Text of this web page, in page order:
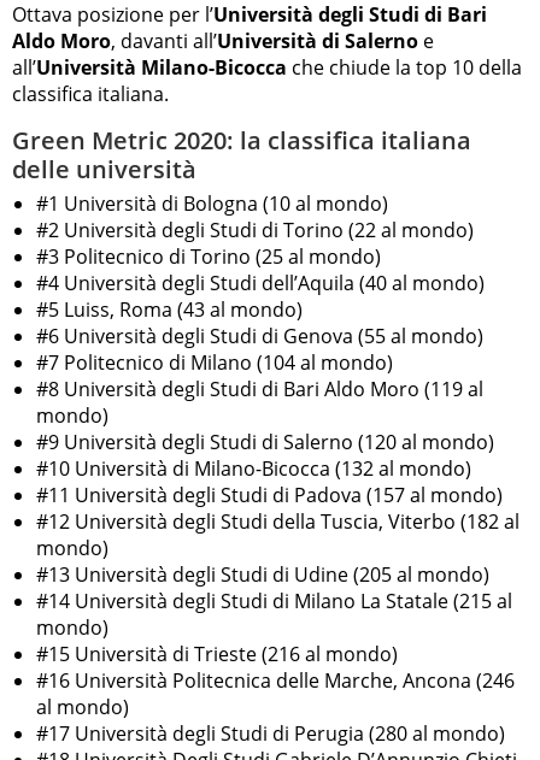
Ottava posizione per l’Università degli Studi di Bari
Aldo Moro, davanti all’Università di Salerno e
all’Università Milano-Bicocca che chiude la top 10 della
classifica italiana.
Green Metric 2020: la classifica italiana
delle università
#1 Università di Bologna (10 al mondo)
#2 Università degli Studi di Torino (22 al mondo)
#3 Politecnico di Torino (25 al mondo)
#4 Università degli Studi dell’Aquila (40 al mondo)
#5 Luiss, Roma (43 al mondo)
#6 Università degli Studi di Genova (55 al mondo)
#7 Politecnico di Milano (104 al mondo)
#8 Università degli Studi di Bari Aldo Moro (119 al
mondo)
#9 Università degli Studi di Salerno (120 al mondo)
#10 Università di Milano-Bicocca (132 al mondo)
#11 Università degli Studi di Padova (157 al mondo)
#12 Università degli Studi della Tuscia, Viterbo (182 al
mondo)
#13 Università degli Studi di Udine (205 al mondo)
#14 Università degli Studi di Milano La Statale (215 al
mondo)
#15 Università di Trieste (216 al mondo)
#16 Università Politecnica delle Marche, Ancona (246
al mondo)
#17 Università degli Studi di Perugia (280 al mondo)